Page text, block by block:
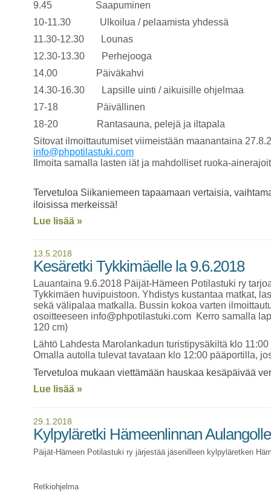
9.45
Saapuminen
10-11.30 U lkoilua / pelaamista yhdessä
11.30-12.30
Lounas
12.30-13.30
Perhejooga
14.00
Päiväkahvi
14.30-16.30
Lapsille uinti / aikuisille ohjelmaa
17-18
Päivällinen
18-20
Rantasauna, pelejä ja iltapala
Sitovat ilmoittautumiset viimeistään maanantaina
info@phpotilastuki.com
Ilmoita samalla lasten iät ja mahdolliset ruoka-
Tervetuloa Siikaniemeen tapaamaan vertaisia,
iloisissa merkeissä!
Lue lisää »
13.5.2018
Kesäretki Tykkimäelle la 9.6.2018
Lauantaina 9.6.2018 Päijät-Hämeen Potilastuki ry
Tykkimäen huvipuistoon. Yhdistys kustantaa matkat,
sekä välipalaa matkalla. Bussin kokoa varten
osoitteeseen info@phpotilastuki.com Kerro samalla
120 cm)
Lähtö Lahdesta Marolankadun turistipysäkiltä klo
Omalla autolla tulevat tavataan klo 12:00 pääportilla,
Tervetuloa mukaan viettämään hauskaa kesäpäivää
Lue lisää »
29.1.2018
Kylpyläretki Hämeenlinnan
Päijät-Hämeen Potilastuki ry järjestää jäsenilleen kylpyläretken
Retkiohjelma